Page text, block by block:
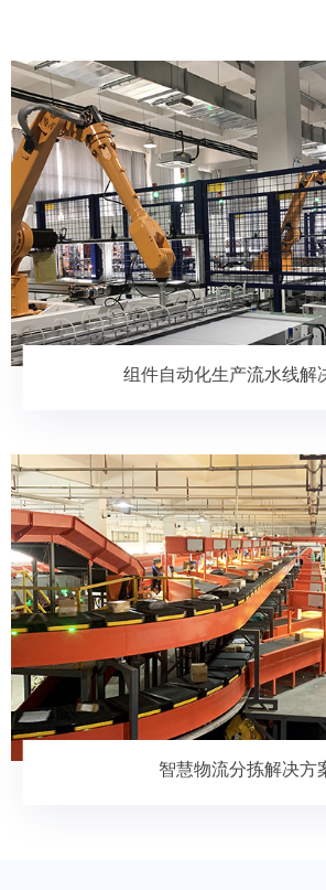
组件自动化生产流水线解
智慧物流分拣解决方